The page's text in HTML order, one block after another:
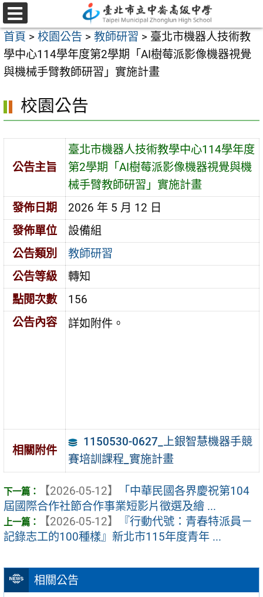
跳
至
主
要
內
區
選
單
首頁 > 校園公告 > 教師研習 > 臺北市機器人技術教
學中心114學年度第2學期「AI樹莓派影像機器視覺
與機械手臂教師研習」實施計畫
相關公告
校園公告
公告主旨
臺北市機器人技術教學中心114學年度
第2學期「AI樹莓派影像機器視覺與機
械手臂教師研習」實施計畫
發佈日期
2026 年 5 月 12 日
發佈單位
設備組
公告類別
教師研習
公告等級
轉知
點閱次數
156
公告內容
詳如附件。
相關附件
1150530-0627_上銀智慧機器手競
賽培訓課程_實施計畫
【2026-05-12】
「中華民國各界慶祝第104
屆國際合作社節合作事業短影片徵選及繪 ...
【2026-05-12】
『行動代號：青春特派員－
記錄志工的100種樣』新北市115年度青年 ...